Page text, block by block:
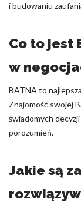
i budowaniu
Co to jest
w
BATNA to
Znajomość swojej
świadomych
porozumień.
Jakie są